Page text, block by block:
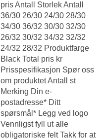
pris Antall Storlek Antall
36/30 26/30 24/30 28/30
34/30 36/32 30/30 32/30
26/32 30/32 34/32 32/32
24/32 28/32 Produktfarge
Black Total pris kr
Prisspesifikasjon Spør oss
om produktet Antall st
Merking Din e-
postadresse* Ditt
spørsmål* Legg ved logo
Vennligst fyll ut alle
obligatoriske felt Takk for at